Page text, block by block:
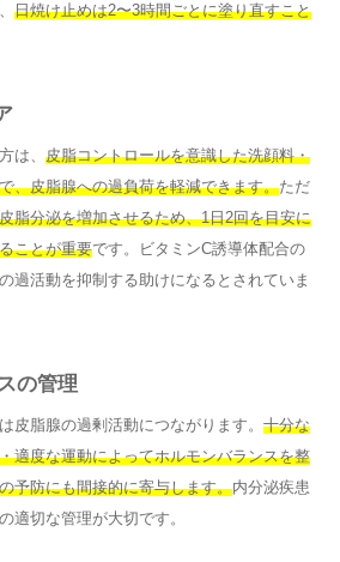
日焼け止めは2〜3時間ごとに塗り直すこと
は、 皮脂コントロールを意識した洗顔料・
、皮脂腺への過負荷を軽減できます。ただ
脂分泌を増加させるため、1日2回を目安に
ことが重要です。ビタミンC誘導体配合の
過活動を抑制する助けになるとされていま
の管理
皮脂腺の過剰活動につながります。 十分な
適度な運動によってホルモンバランスを整
予防にも間接的に寄与します。内分泌疾患
適切な管理が大切です。